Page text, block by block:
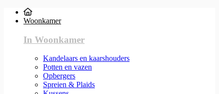
Woonkamer
In Woonkamer
Kandelaars en kaarshouders
Potten en vazen
Opbergers
Spreien & Plaids